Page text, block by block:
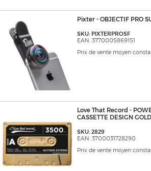
Pixter - OBJECTIF PRO
SKU: PIXTERPROSF
EAN: 3770005869151
Prix de vente moyen
Love That Record -
CASSETTE DESIGN
SKU: 2829
EAN: 3700031728290
Prix de vente moyen